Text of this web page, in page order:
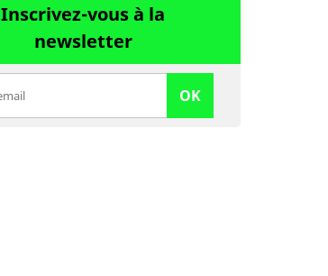
Inscrivez-vous à la
newsletter
OK